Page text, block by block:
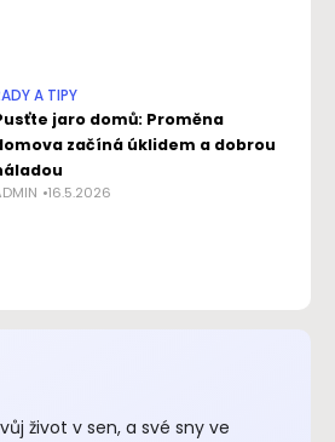
A TIPY
jaro domů: Proměna
začíná úklidem a dobrou
16.5.2026
život v sen, a své sny ve